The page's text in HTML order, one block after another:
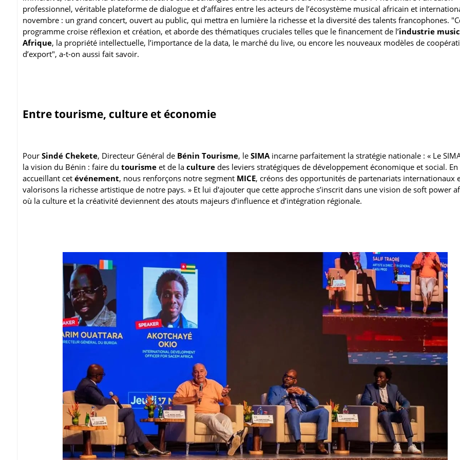
professionnel, véritable plateforme de dialogue et d’affaires entre les acteurs de l’écosystème musical africain et
novembre : un grand concert, ouvert au public, qui mettra en lumière la richesse et la diversité des talents francophones.
programme croise réflexion et création, et aborde des thématiques cruciales telles que le financement de l’industrie
Afrique, la propriété intellectuelle, l’importance de la data, le marché du live, ou encore les nouveaux modèles de
d’export", a-t-on aussi fait savoir.
Entre tourisme, culture et économie
Pour Sindé Chekete, Directeur Général de Bénin Tourisme, le SIMA incarne parfaitement la stratégie nationale : « Le
la vision du Bénin : faire du tourisme et de la culture des leviers stratégiques de développement économique et social. En
accueillant cet événement, nous renforçons notre segment MICE, créons des opportunités de partenariats internationaux
valorisons la richesse artistique de notre pays. » Et lui d'ajouter que cette approche s’inscrit dans une vision de soft power
où la culture et la créativité deviennent des atouts majeurs d’influence et d’intégration régionale.